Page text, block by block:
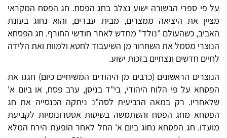
על פי ספרי הבשורה ישוע נצלב בחג הפסח. חג הפסח המקראי
מציין את היציאה ממצרים, מבית עבדים, והוא נחוג בעונת
האביב, כשהעולם "נולד" מחדש לאחר חודשי החורף. חג הפסחא
הנוצרי מסמל את השחרור מן השיעבוד לחטא ולמוות ואת הלידה
לחיים חדשים ונצחיים בזכות ישוע.
הנוצרים הראשונים (כרבים מן היהודים המשיחיים כיום) חגגו את
הפסחא על פי הלוח היהודי, בי"ד בניסן, ערב פסח, או ביום א'
שלאחריו. רק במאה הרביעית לסה"נ ניתקה הכנסייה את חג
הפסחא מחג הפסח והשתמשה בשיטות אסטרונומיות לקביעת
מועדו. חג הפסחא נחוג ביום א' החל לאחר הופעת הירח המלא